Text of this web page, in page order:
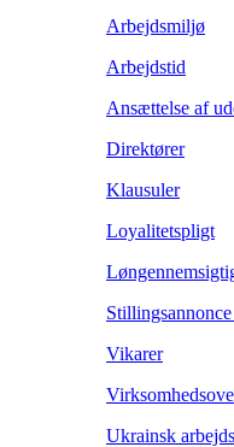
Arbejdsmiljø
Arbejdstid
Ansættelse af
Direktører
Klausuler
Loyalitetspligt
Vikarer
Ukrainsk